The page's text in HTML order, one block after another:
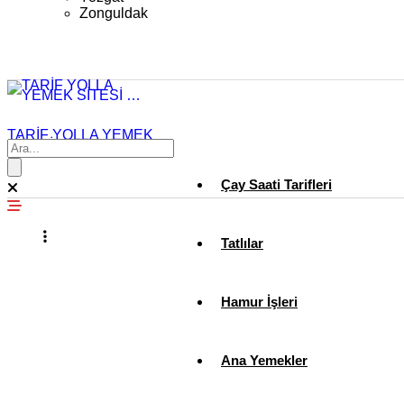
Zonguldak
TARİF YOLLA YEMEK
SİTESİ …
Çay Saati Tarifleri
Tatlılar
Hamur İşleri
Ana Yemekler